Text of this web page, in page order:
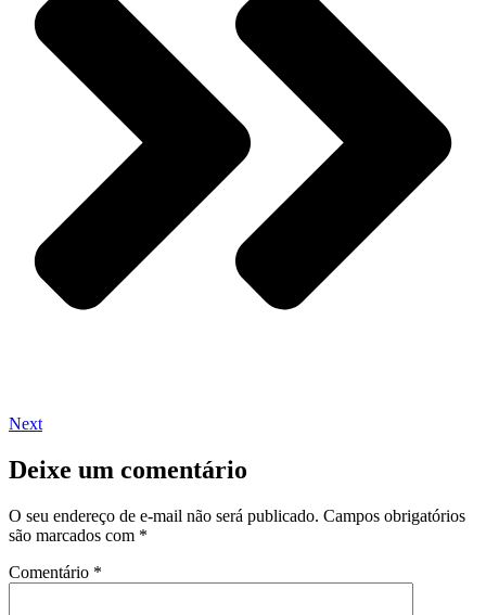
Next
Deixe um comentário
O seu endereço de e-mail não será publicado. Campos obrigatórios
são marcados com *
Comentário *